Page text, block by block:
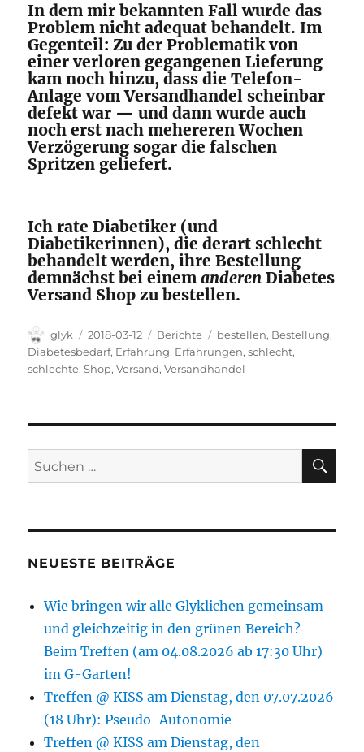
In dem mir bekannten Fall wurde das
Problem nicht adequat behandelt. Im
Gegenteil: Zu der Problematik von
einer verloren gegangenen Lieferung
kam noch hinzu, dass die Telefon-
Anlage vom Versandhandel scheinbar
defekt war — und dann wurde auch
noch erst nach mehereren Wochen
Verzögerung sogar die falschen
Spritzen geliefert.
Ich rate Diabetiker (und
Diabetikerinnen), die derart schlecht
behandelt werden, ihre Bestellung
demnächst bei einemanderen Diabetes
Versand Shop zu bestellen.
Autor
glyk
Veröffentlicht
am
2018-03-12 Kategorien
Berichte Schlagwörter
bestellen, Bestellung,
Diabetesbedarf, Erfahrung, Erfahrungen,schlecht,
schlechte,Shop,Versand,Versandhandel
Suchen
nach:
NEUESTE BEITRÄGE
Wie bringen wir alle Glyklichen gemeinsam
und gleichzeitig in den grünen Bereich?
Beim Treffen (am 04.08.2026 ab 17:30 Uhr)
im G-Garten!
Treffen @ KISS am Dienstag, den 07.07.2026
(18 Uhr): Pseudo-Autonomie
Treffen @ KISS am Dienstag, den